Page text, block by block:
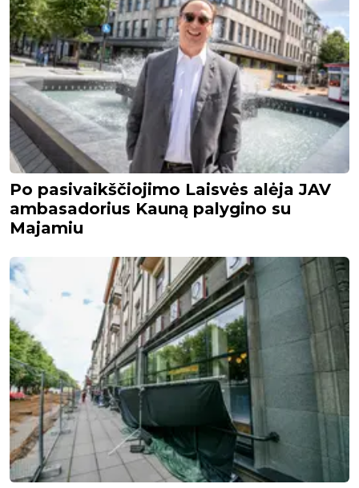
Po pasivaikščiojimo Laisvės alėja JAV
ambasadorius Kauną palygino su
Majamiu